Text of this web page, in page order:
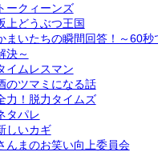
トークィーンズ
上どうぶつ王国
まいたちの瞬間回答！～60秒
決～
イムレスマン
のツマミになる話
力！脱力タイムズ
タパレ
しいカギ
んまのお笑い向上委員会